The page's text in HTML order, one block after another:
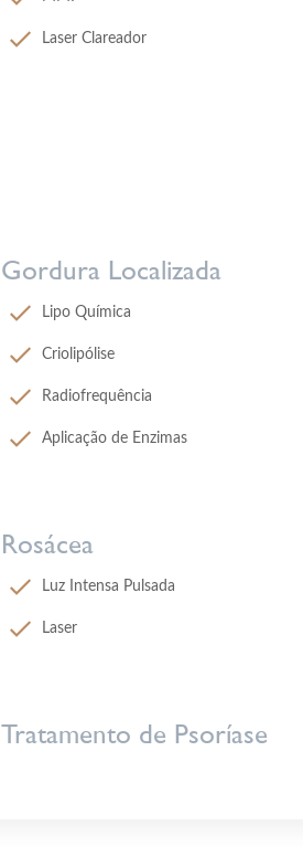
Laser Clareador
Gordura Localizada
Lipo Química
Criolipólise
Radiofrequência
Aplicação de Enzimas
Rosácea
Luz Intensa Pulsada
Laser
Tratamento de Psoríase